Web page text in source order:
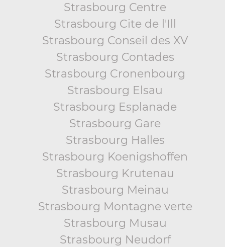
Strasbourg Centre
Strasbourg Cite de l'Ill
Strasbourg Conseil des XV
Strasbourg Contades
Strasbourg Cronenbourg
Strasbourg Elsau
Strasbourg Esplanade
Strasbourg Gare
Strasbourg Halles
Strasbourg Koenigshoffen
Strasbourg Krutenau
Strasbourg Meinau
Strasbourg Montagne verte
Strasbourg Musau
Strasbourg Neudorf